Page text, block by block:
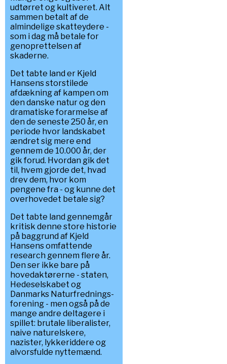
udtørret og kultiveret. Alt
sammen betalt af de
almindelige skatteydere -
som i dag må betale for
genoprettelsen af
skaderne.
Det tabte land er Kjeld
Hansens storstilede
afdækning af kampen om
den danske natur og den
dramatiske forarmelse af
den de seneste 250 år, en
periode hvor landskabet
ændret sig mere end
gennem de 10.000 år, der
gik forud. Hvordan gik det
til, hvem gjorde det, hvad
drev dem, hvor kom
pengene fra - og kunne det
overhovedet betale sig?
Det tabte land gennemgår
kritisk denne store historie
på baggrund af Kjeld
Hansens omfattende
research gennem flere år.
Den ser ikke bare på
hovedaktørerne - staten,
Hedeselskabet og
Danmarks Naturfrednings-
forening - men også på de
mange andre deltagere i
spillet: brutale liberalister,
naive naturelskere,
nazister, lykkeriddere og
alvorsfulde nyttemænd.